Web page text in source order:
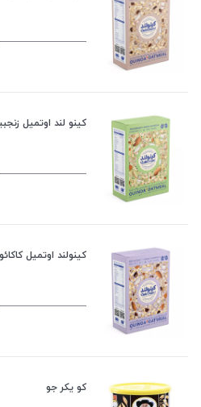
کینو لند اوتمیل
کینولند اوتمیل
کو یکر جو